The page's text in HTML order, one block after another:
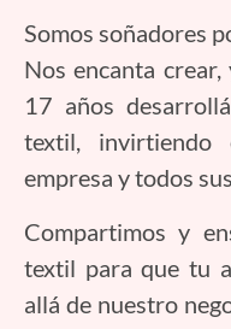
Somos soñadores
Nos encanta
17 años
textil,
empresa y todos
Compartimos y
textil para que tu
allá de nuestro